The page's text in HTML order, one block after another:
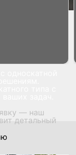
— наш
детальный